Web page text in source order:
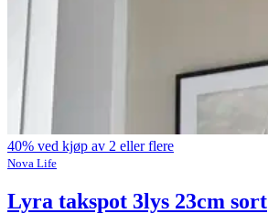
40% ved kjøp av 2 eller flere
Nova Life
Lyra takspot 3lys 23cm sort